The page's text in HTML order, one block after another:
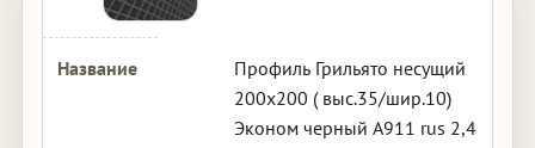
Профиль Грильято несущий
200х200 ( выс.35/шир.10)
Эконом черный А911 rus 2,4